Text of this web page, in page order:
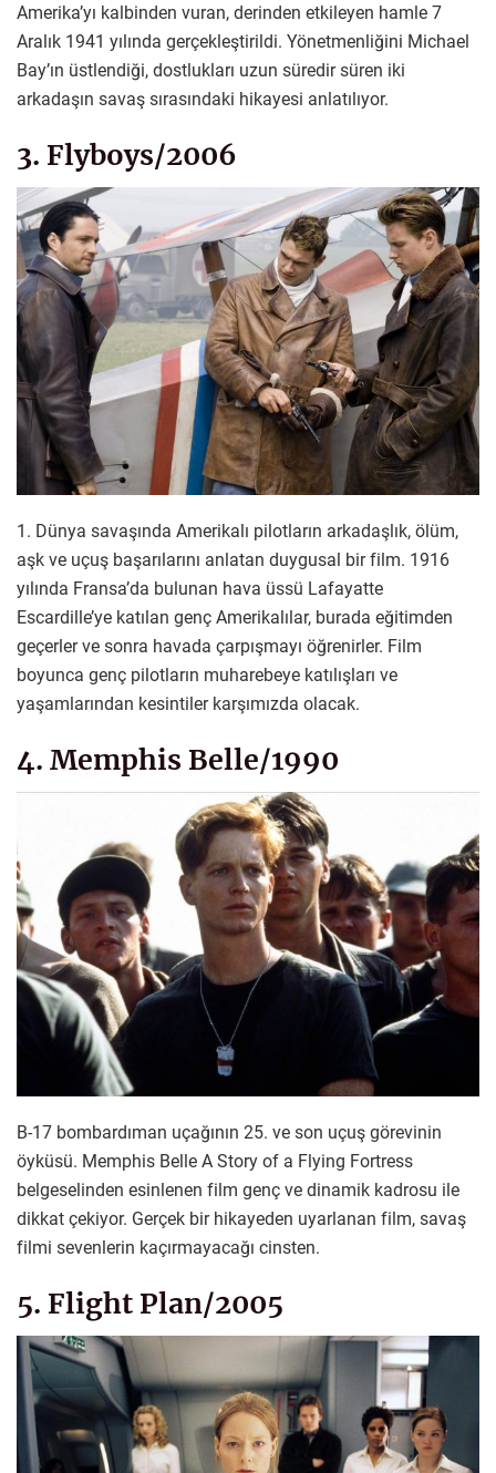
Amerika’yı kalbinden vuran, derinden etkileyen hamle 7
Aralık 1941 yılında gerçekleştirildi. Yönetmenliğini Michael
Bay’ın üstlendiği, dostlukları uzun süredir süren iki
arkadaşın savaş sırasındaki hikayesi anlatılıyor.
3. Flyboys/2006
1. Dünya savaşında Amerikalı pilotların arkadaşlık, ölüm,
aşk ve uçuş başarılarını anlatan duygusal bir film. 1916
yılında Fransa’da bulunan hava üssü Lafayatte
Escardille’ye katılan genç Amerikalılar, burada eğitimden
geçerler ve sonra havada çarpışmayı öğrenirler. Film
boyunca genç pilotların muharebeye katılışları ve
yaşamlarından kesintiler karşımızda olacak.
4. Memphis Belle/1990
B-17 bombardıman uçağının 25. ve son uçuş görevinin
öyküsü. Memphis Belle A Story of a Flying Fortress
belgeselinden esinlenen film genç ve dinamik kadrosu ile
dikkat çekiyor. Gerçek bir hikayeden uyarlanan film, savaş
filmi sevenlerin kaçırmayacağı cinsten.
5. Flight Plan/2005